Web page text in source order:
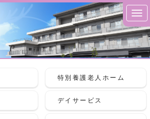
特別養護老人ホーム
デイサービス